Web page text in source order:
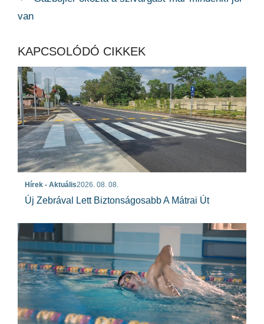
van
KAPCSOLÓDÓ CIKKEK
Hírek - Aktuális2026. 08. 08.
Új Zebrával Lett Biztonságosabb A Mátrai Út